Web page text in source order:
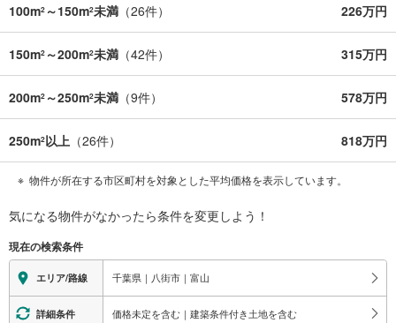
100m2 ～150m2未満 （26件） 226万円
150m2 ～200m2未満 （42件） 315万円
200m2 ～250m2未満 （9件） 578万円
250m2以上 （26件） 818万円
物件が所在する市区町村を対象とした平均価格を表示しています。
気になる物件がなかったら条件を変更しよう！
現在の検索条件
エリア/路線 千葉県｜八街市｜富山
詳細条件 価格未定を含む｜建築条件付き土地を含む